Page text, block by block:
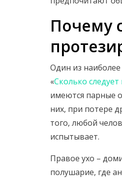
Почему
Один из
«Сколько
имеются парные
них, при потере
того, любой
испытывает.
Правое ухо –
полушарие, где